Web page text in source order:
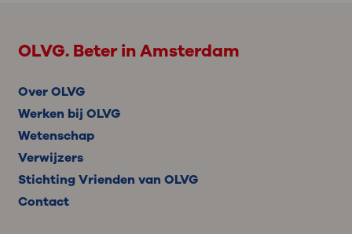
OLVG. Beter in Amsterdam
Over OLVG
Werken bij OLVG
Wetenschap
Verwijzers
Stichting Vrienden van OLVG
Contact